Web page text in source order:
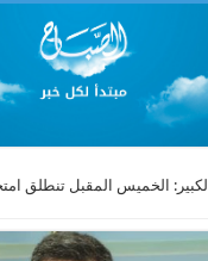
الكبير: الخميس المقبل تنطلق